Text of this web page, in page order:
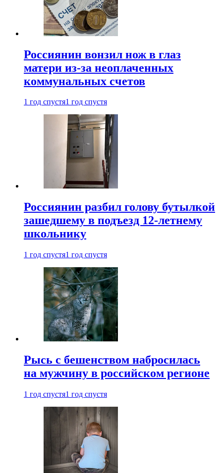
Россиянин вонзил нож в глаз
матери из-за неоплаченных
коммунальных счетов
1 год спустя1 год спустя
Россиянин разбил голову бутылкой
зашедшему в подъезд 12-летнему
школьнику
1 год спустя1 год спустя
Рысь с бешенством набросилась
на мужчину в российском регионе
1 год спустя1 год спустя